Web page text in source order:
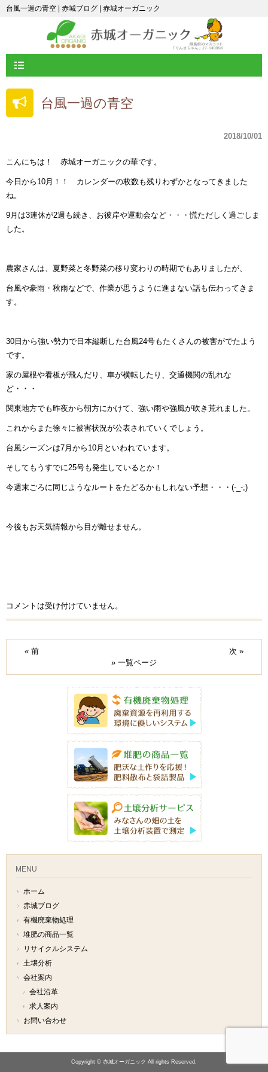
台風一過の青空 | 赤城ブログ | 赤城オーガニック
台風一過の青空
2018/10/01
こんにちは！ 赤城オーガニックの華です。
今日から10月！！ カレンダーの枚数も残りわずかとなってきました
ね。
9月は3連休が2週も続き、お彼岸や運動会など・・・慌ただしく過ごしま
した。
農家さんは、夏野菜と冬野菜の移り変わりの時期でもありましたが、
台風や豪雨・秋雨などで、作業が思うように進まない話も伝わってきま
す。
30日から強い勢力で日本縦断した台風24号もたくさんの被害がでたよう
です。
家の屋根や看板が飛んだり、車が横転したり、交通機関の乱れな
ど・・・
関東地方でも昨夜から朝方にかけて、強い雨や強風が吹き荒れました。
これからまた徐々に被害状況が公表されていくでしょう。
台風シーズンは7月から10月といわれています。
そしてもうすでに25号も発生しているとか！
今週末ごろに同じようなルートをたどるかもしれない予想・・・(-_-;)
今後もお天気情報から目が離せません。
コメントは受け付けていません。
« 前
次 »
» 一覧ページ
MENU
ホーム
赤城ブログ
有機廃棄物処理
堆肥の商品一覧
リサイクルシステム
土壌分析
会社案内
会社沿革
求人案内
お問い合わせ
Copyright © 赤城オーガニック All rights Reserved.